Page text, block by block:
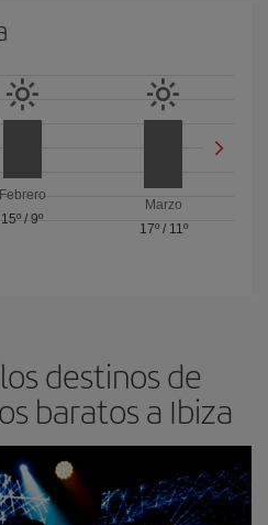
Febrero
15º / 9º
Marzo
17º/ 11º
destinos de
baratos a Ibiza